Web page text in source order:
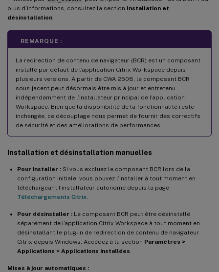
plus d’informations, consultez la section Installation et
désinstallation
REMARQUE :
La redirection de contenu de navigateur (BCR) est un composant
installé par défaut de l’application Citrix Workspace depuis
plusieurs versions. À partir de CWA 2508, le composant BCR
sous-jacent peut désormais être mis à jour et entretenu
indépendamment de l’installateur principal de l’application
Workspace. Bien que la disponibilité de la fonctionnalité reste
inchangée, ce découplage nous permet de fournir des correctifs
de sécurité et des améliorations de performances.
Installation et désinstallation manuelles
Pour installer : Si vous excluez le composant BCR lors de la
configuration initiale, vous pouvez l’installer à tout moment en
téléchargeant l’installateur autonome depuis la page
Téléchargements Citrix
Pour désinstaller : Le composant BCR peut être désinstallé
séparément de l’application Citrix Workspace à tout moment en
désinstallant le plug-in de redirection de contenu de navigateur
Citrix depuis Windows. Accédez à la section Paramètres >
Applications > Applications installées
Mises à jour automatiques :